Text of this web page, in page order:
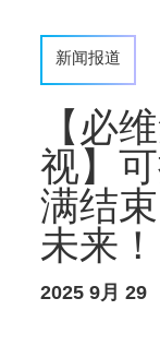
新闻报道
【必
视】
满结
未来！
2025 9月 29